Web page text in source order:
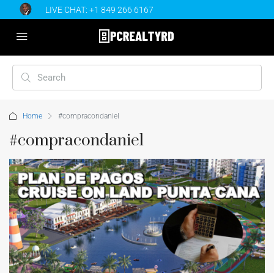
LIVE CHAT: +1 849 266 6167
Home #compracondaniel
#compracondaniel